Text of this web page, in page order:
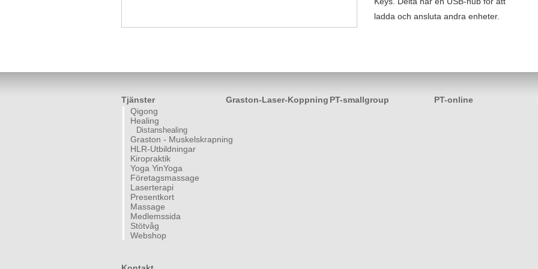
ladda och ansluta andra enheter.
Tjänster
Qigong
Healing
Distanshealing
Graston - Muskelskrapning
HLR-Utbildningar
Kiropraktik
Yoga YinYoga
Företagsmassage
Laserterapi
Presentkort
Massage
Medlemssida
Stötvåg
Webshop
Graston-Laser-Koppning PT-smallgroup PT-online